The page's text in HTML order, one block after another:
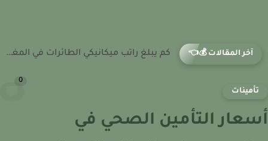
آخر المقالات 💰👈 كم ثروة هشام ماجد؟ كيف حقق نجاحه المالي في السينما...
التأمين الصحي في